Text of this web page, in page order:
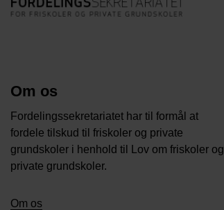
Om os
Fordelingssekretariatet har til formål at
fordele tilskud til friskoler og private
grundskoler i henhold til Lov om friskoler og
private grundskoler.
Om os